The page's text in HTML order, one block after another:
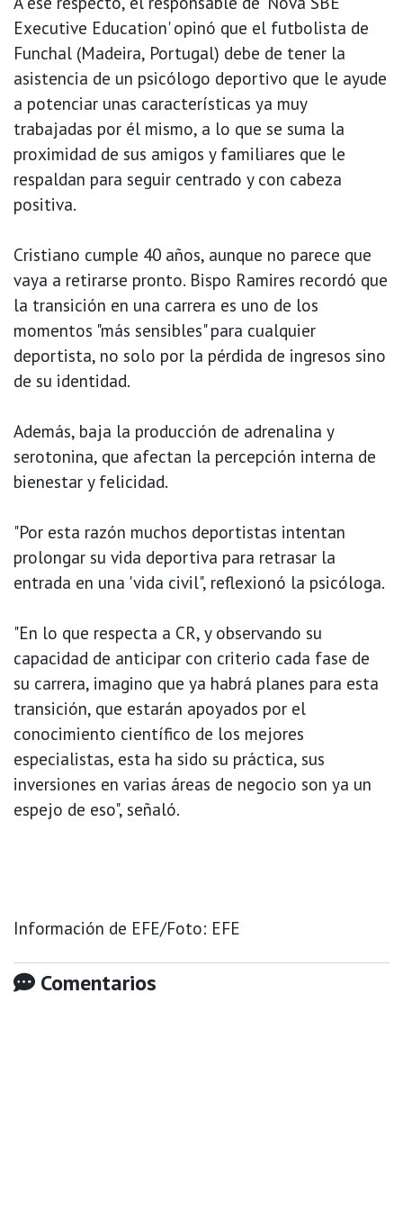
Executive Education' opinó que el futbolista de
Funchal (Madeira, Portugal) debe de tener la
asistencia de un psicólogo deportivo que le ayude
a potenciar unas características ya muy
trabajadas por él mismo, a lo que se suma la
proximidad de sus amigos y familiares que le
respaldan para seguir centrado y con cabeza
positiva.
Cristiano cumple 40 años, aunque no parece que
vaya a retirarse pronto. Bispo Ramires recordó que
la transición en una carrera es uno de los
momentos "más sensibles" para cualquier
deportista, no solo por la pérdida de ingresos sino
de su identidad.
Además, baja la producción de adrenalina y
serotonina, que afectan la percepción interna de
bienestar y felicidad.
"Por esta razón muchos deportistas intentan
prolongar su vida deportiva para retrasar la
entrada en una 'vida civil", reflexionó la psicóloga.
"En lo que respecta a CR, y observando su
capacidad de anticipar con criterio cada fase de
su carrera, imagino que ya habrá planes para esta
transición, que estarán apoyados por el
conocimiento científico de los mejores
especialistas, esta ha sido su práctica, sus
inversiones en varias áreas de negocio son ya un
espejo de eso", señaló.
Información de EFE/Foto: EFE
Comentarios